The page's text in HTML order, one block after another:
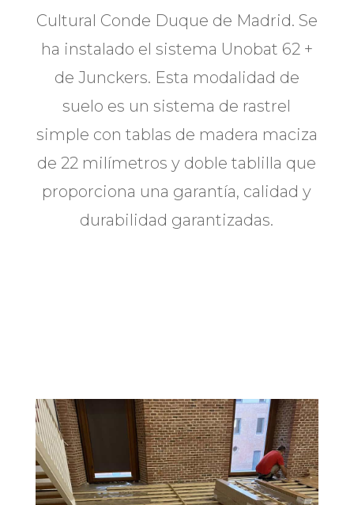
Cultural Conde Duque de Madrid. Se
ha instalado el sistema Unobat 62 +
de Junckers. Esta modalidad de
suelo es un sistema de rastrel
simple con tablas de madera maciza
de 22 milímetros y doble tablilla que
proporciona una garantía, calidad y
durabilidad garantizadas.